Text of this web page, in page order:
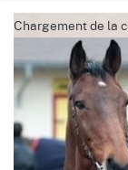
Chargement de la